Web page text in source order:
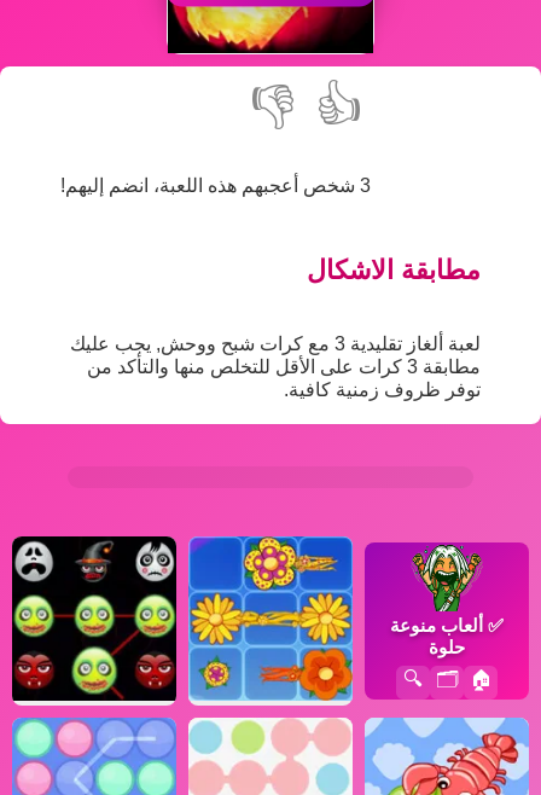
👍
👎
3 شخص أعجبهم هذه اللعبة، انضم إليهم!
مطابقة الاشكال
لعبة ألغاز تقليدية 3 مع كرات شبح ووحش, يجب عليك
مطابقة 3 كرات على الأقل للتخلص منها والتأكد من
توفر ظروف زمنية كافية.
✅ ألعاب منوعة
حلوة
🏠
🗂️
🔍